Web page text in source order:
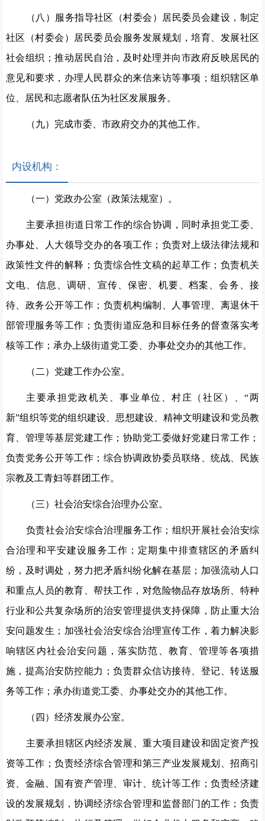
（八）服务指导社区（村委会）居民委员会建设，制定
社区（村委会）居民委员会服务发展规划，培育、发展社区
社会组织；推动居民自治，及时处理并向市政府反映居民的
意见和要求，办理人民群众的来信来访等事项；组织辖区单
位、居民和志愿者队伍为社区发展服务。
（九）完成市委、市政府交办的其他工作。
内设机构：
（一） 党政办公室（政策法规室）。
主要承担街道日常工作的综合协调，同时承担党工委、
办事处、人大领导交办的各项工作；负责对上级法律法规和
政策性文件的解释；负责综合性文稿的起草工作；负责机关
文电、信息、调研、宣传、保密、机要、档案、会务、接
待、政务公开等工作；负责机构编制、人事管理、离退休干
部管理服务等工作；负责街道应急和目标任务的督查落实考
核等工作；承办上级街道党工委、办事处交办的其他工作。
（二） 党建工作办公室。
主要承担党政机关、事业单位、村庄（社区）、“两
新”组织等党的组织建设、思想建设、精神文明建设和党员教
育、管理等基层党建工作；协助党工委做好党建日常工作；
负责党务公开等工作；综合协调政协委员联络、统战、民族
宗教及工青妇等群团工作。
（三） 社会治安综合治理办公室。
负责社会治安综合治理服务工作；组织开展社会治安综
合治理和平安建设服务工作；定期集中排查辖区的矛盾纠
纷，及时调处，努力把矛盾纠纷化解在基层；加强流动人口
和重点人员的教育、帮扶工作，对危险物品存放场所、特种
行业和公共复杂场所的治安管理提供支持保障，防止重大治
安问题发生；加强社会治安综合治理宣传工作，着力解决影
响辖区内社会治安问题，落实防范、教育、管理等各项措
施，提高治安防控能力；负责群众信访接待、登记、转送服
务等工作；承办街道党工委、办事处交办的其他工作。
（四） 经济发展办公室。
主要承担辖区内经济发展、重大项目建设和固定资产投
资等工作；负责经济综合管理和第三产业发展规划、招商引
资、金融、国有资产管理、审计、统计等工作；负责经济建
设的发展规划，协调经济综合管理和监督部门的工作；负责